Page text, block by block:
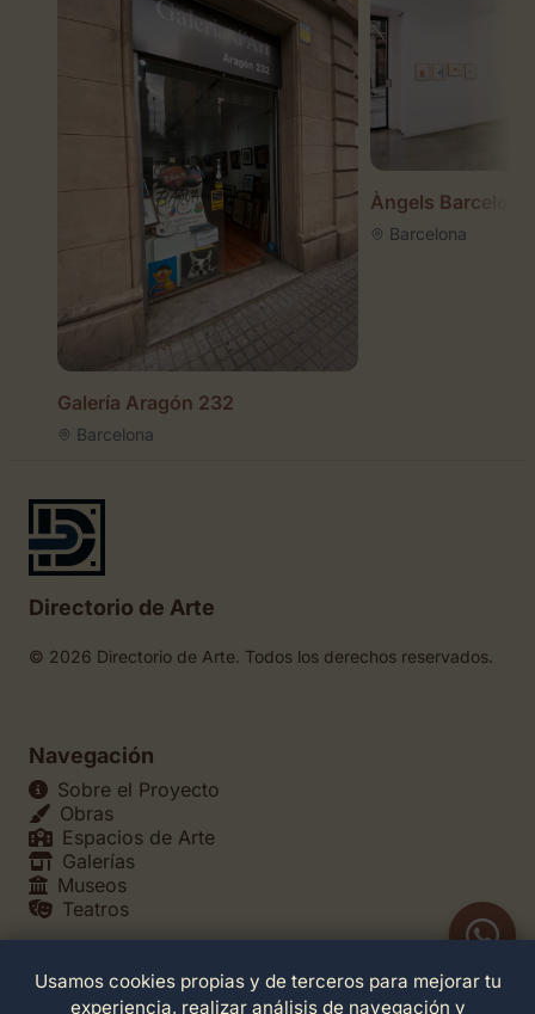
Galería Aragón 232
Barcelona
Àngels Barcelona
Barcelona
Directorio de Arte
© 2026 Directorio de Arte. Todos los derechos reservados.
Navegación
Sobre el Proyecto
Obras
Espacios de Arte
Galerías
Museos
Teatros
Legales
Usamos cookies propias y de terceros para mejorar tu
experiencia, realizar análisis de navegación y